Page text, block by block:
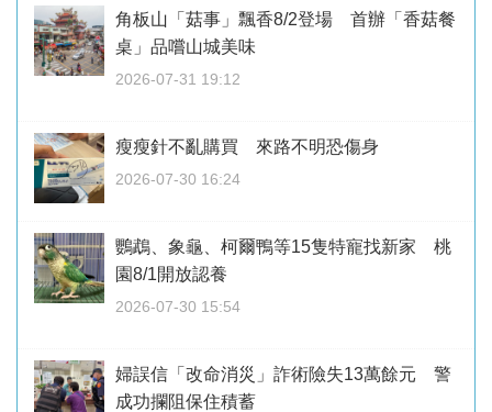
角板山「菇事」飄香8/2登場 首辦「香菇餐
桌」品嚐山城美味
2026-07-31 19:12
瘦瘦針不亂購買 來路不明恐傷身
2026-07-30 16:24
鸚鵡、象龜、柯爾鴨等15隻特寵找新家 桃
園8/1開放認養
2026-07-30 15:54
婦誤信「改命消災」詐術險失13萬餘元 警
成功攔阻保住積蓄